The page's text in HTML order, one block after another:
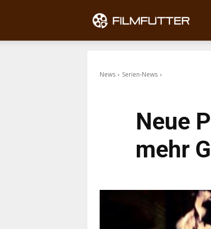
News Serien-News
Neue
mehr